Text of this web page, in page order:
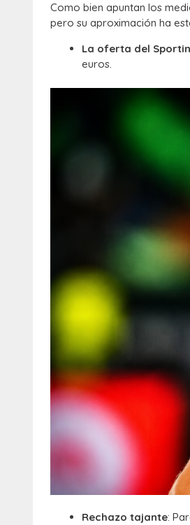
Como bien apuntan los
pero su aproximación ha
La oferta del
euros.
Rechazo tajante: